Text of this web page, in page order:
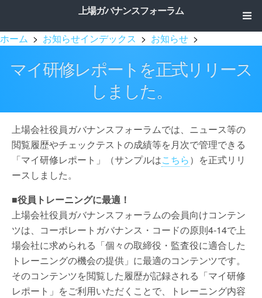
上場ガバナンスフォーラム
ホーム > お知らせインデックス > お知らせ >
マイ研修レポートを正式リリース
しました。
上場会社役員ガバナンスフォーラムでは、ニュース等の
閲覧履歴やチェックテストの成績等を月次で管理できる
「マイ研修レポート」（サンプルはこちら）を正式リリ
ースしました。
■役員トレーニングに最適！
上場会社役員ガバナンスフォーラムの会員向けコンテン
ツは、コーポレートガバナンス・コードの原則4-14で上
場会社に求められる「個々の取締役・監査役に適合した
トレーニングの機会の提供」に最適のコンテンツです。
そのコンテンツを閲覧した履歴が記録される「マイ研修
レポート」をご利用いただくことで、トレーニング内容